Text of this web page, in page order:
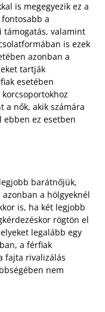
is megegyezik ez a
a
támogatás, valamint
is ezek
azonban a
tartják
esetében
a nők, akik számára
ebben ez esetben
barátnőjük,
a hölgyeknél
is, ha két legjobb
rögtön el
legalább egy
a férfiak
fajta rivalizálás
nem